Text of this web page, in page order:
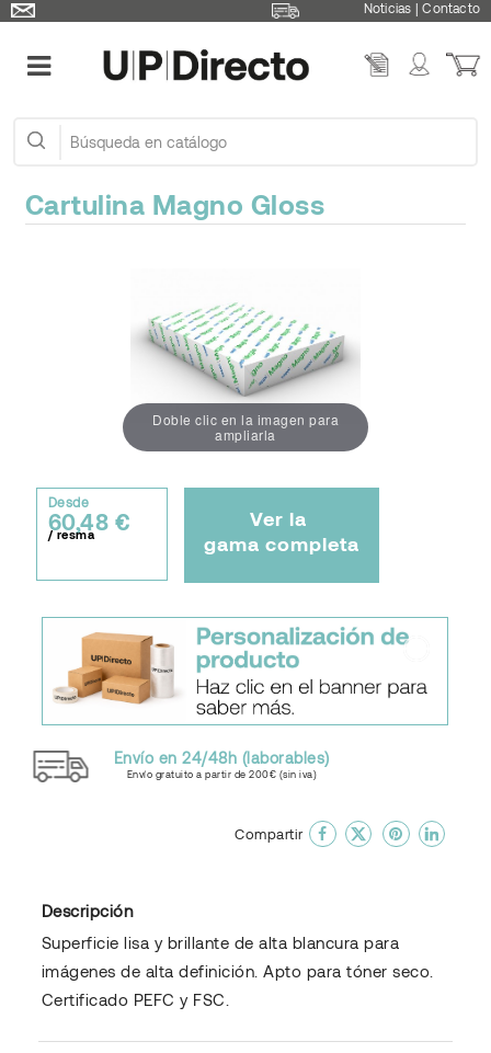
Noticias |Contacto
Cartulina Magno Gloss
Doble clic en la imagen para
ampliarla
Desde
60,48 €
/ resma
Ver la
gama completa
Envío en 24/48h (laborables)
Envío gratuito a partir de 200€ (sin iva)
Compartir
Descripción
Superficie lisa y brillante de alta blancura para
imágenes de alta definición. Apto para tóner seco.
Certificado PEFC y FSC.